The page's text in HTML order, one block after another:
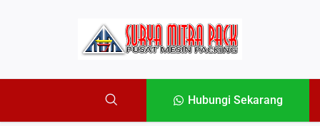
Hubungi Sekarang